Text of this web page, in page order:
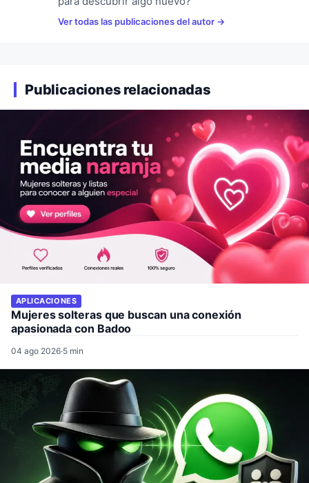
Ver todas las publicaciones del autor
Publicaciones relacionadas
APLICACIONES
Mujeres solteras que buscan una conexión
apasionada con Badoo
04 ago 2026·5 min